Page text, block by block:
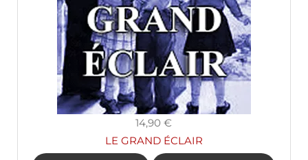
14,90 €
LE GRAND ÉCLAIR